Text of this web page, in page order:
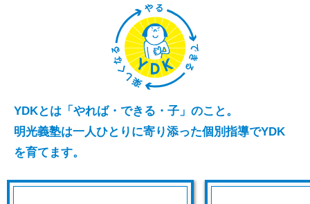
YDKとは「やれば・できる・子」のこと。
明光義塾は一人ひとりに寄り添った個別指導でYDK
を育てます。